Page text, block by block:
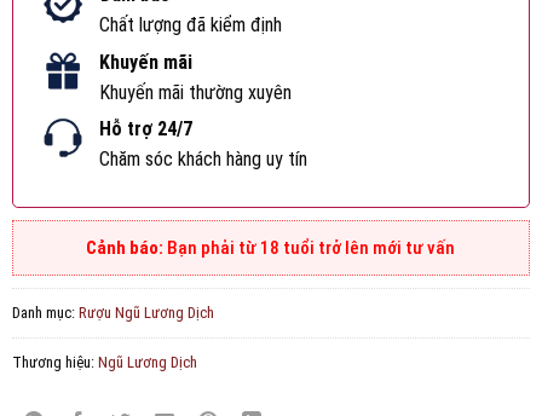
Chất lượng đã kiểm định
Khuyến mãi
Khuyến mãi thường xuyên
Hỗ trợ 24/7
Chăm sóc khách hàng uy tín
Bạn phải từ 18 tuổi trở lên mới tư vấn
Danh mục: Rượu Ngũ Lương Dịch
Thương hiệu: Ngũ Lương Dịch